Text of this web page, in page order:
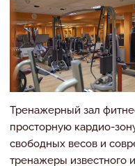
Тренажерный зал
просторную кардио-
свободных весов и
тренажеры известного